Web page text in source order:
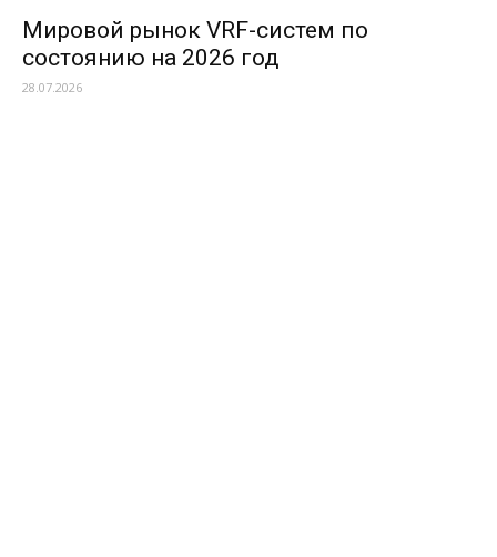
Мировой рынок VRF-систем по
состоянию на 2026 год
28.07.2026